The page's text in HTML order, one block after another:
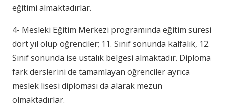
eğitimi almaktadırlar.
4- Mesleki Eğitim Merkezi programında eğitim süresi
dört yıl olup öğrenciler; 11. Sınıf sonunda kalfalık, 12.
Sınıf sonunda ise ustalık belgesi almaktadır. Diploma
fark derslerini de tamamlayan öğrenciler ayrıca
meslek lisesi diploması da alarak mezun
olmaktadırlar.